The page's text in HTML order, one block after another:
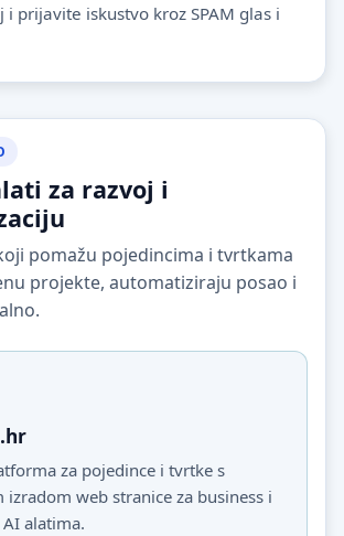
prijavite iskustvo kroz SPAM glas i
za razvoj i
pomažu pojedincima i tvrtkama
projekte, automatiziraju posao i
za pojedince i tvrtke s
izradom web stranice za business i
alatima.